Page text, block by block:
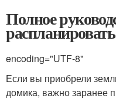
Полное
encoding="UTF-8"
Если вы приобрели
домика, важно заранее